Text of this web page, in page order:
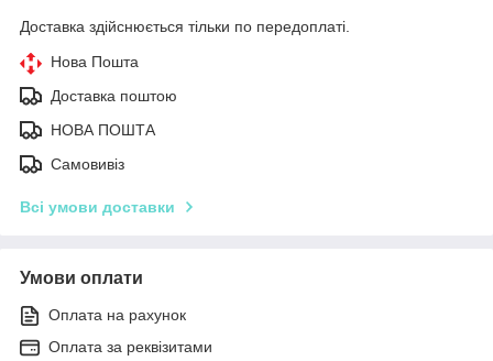
Доставка здійснюється тільки по передоплаті.
Нова Пошта
Доставка поштою
НОВА ПОШТА
Самовивіз
Всі умови доставки
Умови оплати
Оплата на рахунок
Оплата за реквізитами